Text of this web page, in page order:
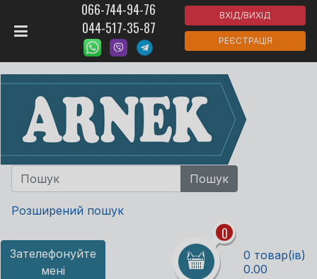
066-744-94-76
044-517-35-87
ВХІД/ВИХІД
РЕЄСТРАЦІЯ
Розширений пошук
Зателефонуйте
мені
0
0 товар(ів)
0.00